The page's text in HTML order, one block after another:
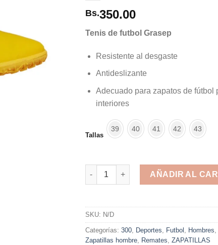
Bs.350.00
Tenis de futbol Grasep
Resistente al desgaste
Antideslizante
Adecuado para zapatos de fútbol
interiores
Tallas
39 40 41 42 43
Tenis futbol - futsal - fulbito cantidad
AÑADIR AL
SKU: N/D
Categorías: 300, Deportes, Futbol , Hombres,
Zapatillas hombre, Remates, ZAPATILLAS